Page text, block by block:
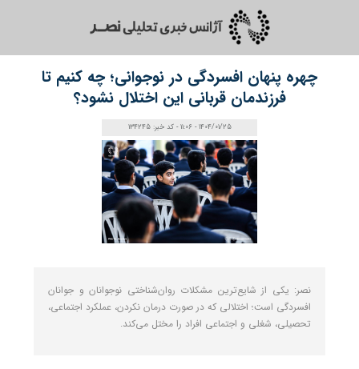
چهره پنهان افسردگی در نوجوانی؛ چه کنیم تا
فرزندمان قربانی این اختلال نشود؟
1404/01/25 - 11:06 - کد خبر: 134245
نصر: یکی از شایع‌ترین مشکلات روان‌شناختی نوجوانان و جوانان
افسردگی است؛ اختلالی که در صورت درمان نکردن، عملکرد اجتماعی،
تحصیلی، شغلی و اجتماعی افراد را مختل می‌کند.